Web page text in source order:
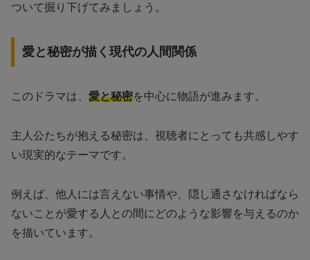
ついて掘り下げてみましょう。
愛と秘密が描く現代の人間関係
このドラマは、 愛と秘密を中心に物語が進みます。
主人公たちが抱える秘密は、視聴者にとっても共感しやす
い現実的なテーマです。
例えば、他人には言えない事情や、隠し通さなければなら
ないことが愛する人との間にどのような影響を与えるのか
を描いています。